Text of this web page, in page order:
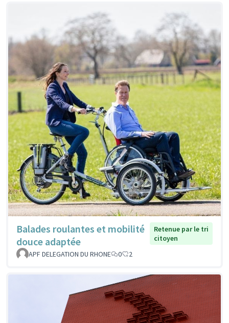
Balades roulantes et mobilité
douce adaptée
Retenue par le tri
citoyen
APF DELEGATION DU RHONE
0 2